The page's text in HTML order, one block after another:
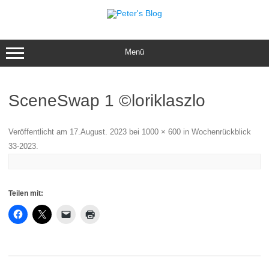
Menü
SceneSwap 1 ©loriklaszlo
Veröffentlicht am 17.August. 2023 bei 1000 × 600 in Wochenrückblick
33-2023.
Teilen mit: